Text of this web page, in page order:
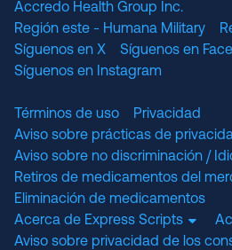
Accredo Health Group Inc.
Región este - Humana Military
Síguenos en X
Síguenos en
Síguenos en Instagram
Términos de uso
Privacidad
Aviso sobre prácticas de
Aviso sobre no discriminación /
Retiros de medicamentos del
Eliminación de medicamentos
Acerca de Express Scripts
Aviso sobre privacidad de los